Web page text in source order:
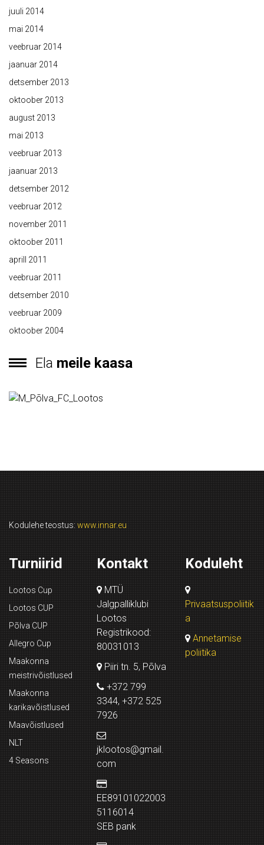
juuli 2014
mai 2014
veebruar 2014
jaanuar 2014
detsember 2013
oktoober 2013
august 2013
mai 2013
veebruar 2013
jaanuar 2013
detsember 2012
veebruar 2012
november 2011
oktoober 2011
aprill 2011
veebruar 2011
detsember 2010
veebruar 2009
oktoober 2004
Ela meile kaasa
Kodulehe teostus: www.innar.eu
Turniirid
Lootos Cup
Lootos CUP
Põlva CUP
Allegro Cup
Maakonna
meistrivõistlused
Maakonna
karikavõistlused
Maavõistlused
NLT
4 Seasons
Kontakt
MTÜ
Jalgpalliklubi
Lootos
Registrikood:
80031013
Piiri tn. 5, Põlva
+372 799
3344, +372 525
7926
jklootos@gmail.
com
EE89101022003
5116014
SEB pank
Koduleht
Privaatsuspoliitik
a
Annetamise
poliitika